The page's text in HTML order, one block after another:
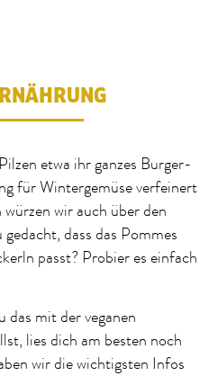
etwa ihr ganzes Burger-
für Wintergemüse verfeinert
wir auch über den
dass das Pommes
passt? Probier es einfach
das mit der veganen
lies dich am besten noch
wir die wichtigsten Infos